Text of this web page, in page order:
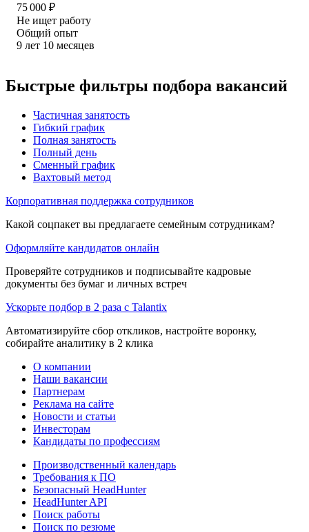
75 000 ₽
Не ищет работу
Общий опыт
9 лет 10 месяцев
Быстрые фильтры подбора вакансий
Частичная занятость
Гибкий график
Полная занятость
Полный день
Сменный график
Вахтовый метод
Корпоративная поддержка сотрудников
Какой соцпакет вы предлагаете семейным сотрудникам?
Оформляйте кандидатов онлайн
Проверяйте сотрудников и подписывайте кадровые
документы без бумаг и личных встреч
Ускорьте подбор в 2 раза с Talantix
Автоматизируйте сбор откликов, настройте воронку,
собирайте аналитику в 2 клика
О компании
Наши вакансии
Партнерам
Реклама на сайте
Новости и статьи
Инвесторам
Кандидаты по профессиям
Производственный календарь
Требования к ПО
Безопасный HeadHunter
HeadHunter API
Поиск работы
Поиск по резюме